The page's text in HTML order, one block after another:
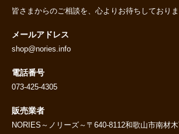
皆さまからのご相談を、心よりお待ちしておりま
メールアドレス
shop@nories.info
電話番号
073-425-4305
販売業者
NORIES～ノリーズ～〒640-8112和歌山市南材